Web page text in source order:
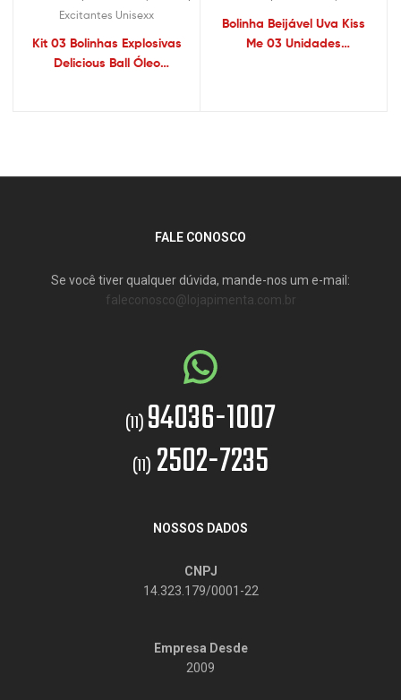
Excitantes Unisexx
Kit 03 Bolinhas Explosivas
Delicious Ball Óleo
Bolinha Beijável Uva Kiss
Me 03 Unidades
FALE CONOSCO
Se você tiver qualquer dúvida, mande-nos um e-mail:
faleconosco@lojapimenta.com.br
(11) 94036-1007
(11) 2502-7235
NOSSOS DADOS
CNPJ
14.323.179/0001-22
Empresa Desde
2009